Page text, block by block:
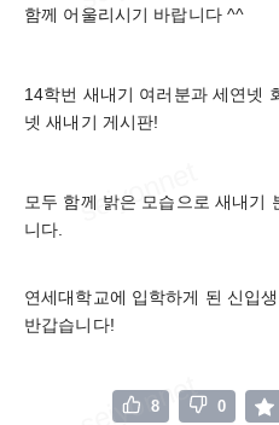
함께 어울리시기 바랍니다 ^^
14학번 새내기 여러분과 세연넷
넷 새내기 게시판!
모두 함께 밝은 모습으로 새내기
니다.
연세대학교에 입학하게 된 신입
반갑습니다!
8 0